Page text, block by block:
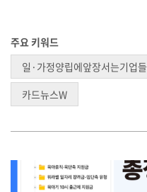
주요 키워드
일·가정양립에앞장서는기업들
카드뉴스W